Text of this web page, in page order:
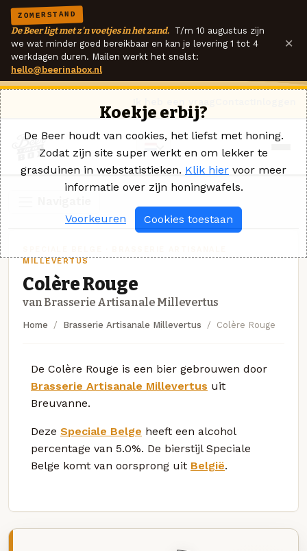
ZOMERSTAND
De Beer ligt met z'n voetjes in het zand. T/m 10 augustus zijn
we wat minder goed bereikbaar en kan je levering 1 tot 4
werkdagen duren. Mailen werkt het snelst:
hello@beerinabox.nl
×
MILLEVERTUS
Colère Rouge
van Brasserie Artisanale Millevertus
Home Brasserie Artisanale Millevertus Colère Rouge
De Colère Rouge is een bier gebrouwen door
Brasserie Artisanale Millevertus uit
Breuvanne.
Deze Speciale Belge heeft een alcohol
percentage van 5.0%. De bierstijl Speciale
Belge komt van oorsprong uit België.
Koekje erbij?
De Beer houdt van cookies, het liefst met honing.
Zodat zijn site super werkt en om lekker te
grasduinen in webstatistieken. Klik hier voor meer
informatie over zijn honingwafels.
Voorkeuren Cookies toestaan